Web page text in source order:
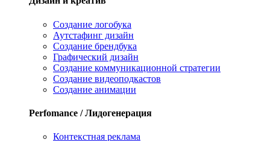
Создание логобука
Аутстафинг дизайн
Создание брендбука
Графический дизайн
Создание коммуникационной стратегии
Создание видеоподкастов
Создание анимации
Perfomance / Лидогенерация
Контекстная реклама